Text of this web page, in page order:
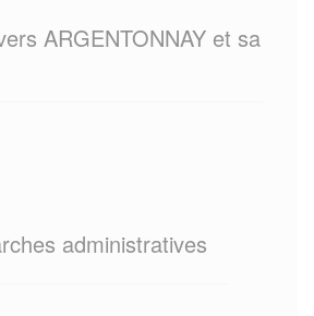
ARGENTONNAY et sa
administratives